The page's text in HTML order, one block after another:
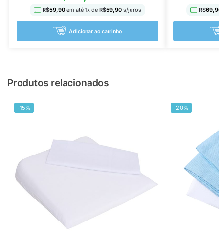
R$59,90 em até 1x de R$59,90s/juros
Adicionar ao carrinho
R$
Produtos relacionados
-15% -20%